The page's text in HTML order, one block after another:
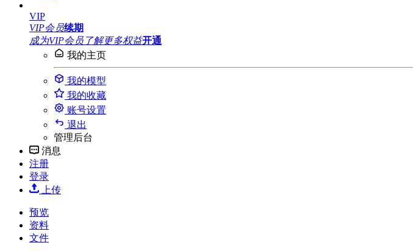
VIP
VIP会员续期
成为VIP会员 了解更多权益开通
我的主页
我的模型
我的收藏
账号设置
退出
管理后台
消息
注册
登录
上传
预览
资料
文件